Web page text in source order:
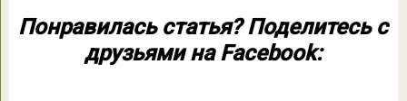
Понравилась статья? Поделитесь с
друзьями на Facebook: